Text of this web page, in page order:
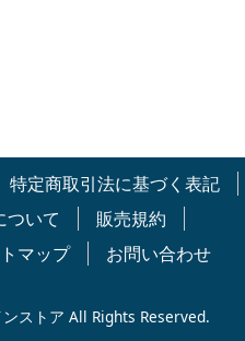
特定商取引法に基づく表記
ついて
販売規約
マップ お問い合わせ
ストア All Rights Reserved.